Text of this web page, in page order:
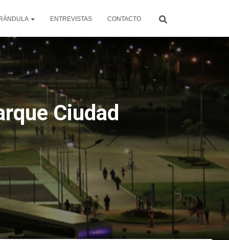
ENTREVISTAS CONTACTO
Ciudad